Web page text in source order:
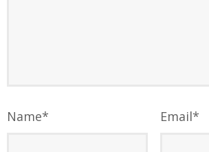
Name* Email*